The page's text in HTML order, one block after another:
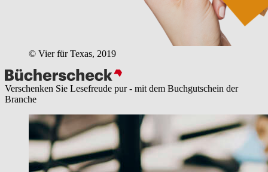
© Vier für Texas, 2019
Verschenken Sie Lesefreude pur - mit dem Buchgutschein der
Branche